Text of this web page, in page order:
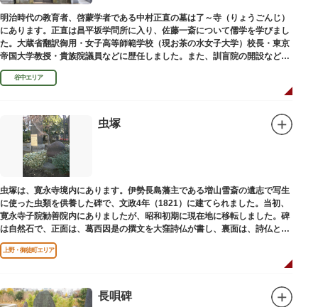
明治時代の教育者、啓蒙学者である中村正直の墓は了～寺（りょうごんじ）
にあります。正直は昌平坂学問所に入り、佐藤一斎について儒学を学びまし
た。大蔵省翻訳御用・女子高等師範学校（現お茶の水女子大学）校長・東京
帝国大学教授・貴族院議員などに歴任しました。また、訓盲院の開設など女
子教育や障害者教育にも力を注ぎました。明治24（1891）病没しました。
谷中エリア
虫塚
虫塚は、寛永寺境内にあります。伊勢長島藩主である増山雪斎の遺志で写生
に使った虫類を供養した碑で、文政4年（1821）に建てられました。当初、
寛永寺子院勧善院内にありましたが、昭和初期に現在地に移転しました。碑
は自然石で、正面は、葛西因是の撰文を大窪詩仏が書し、裏面は、詩仏と菊
池五山の自筆の詩が刻まれています。
上野・御徒町エリア
長唄碑